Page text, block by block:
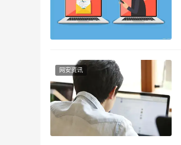
网安资讯